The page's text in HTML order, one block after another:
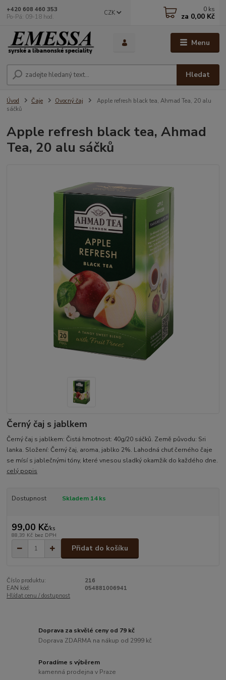
Menu
CZK
Hledat
+420 608 460 353
Po-Pá: 09-18 hod.
0 ks
za 0,00 Kč
Úvod Čaje Ovocný čaj
Apple refresh black tea, Ahmad Tea, 20 alu
sáčků
Apple refresh black tea, Ahmad
Tea, 20 alu sáčků
Černý čaj s jablkem
Černý čaj s jablkem: Čistá hmotnost: 40g/20 sáčků. Země původu: Sri
lanka. Složení: Černý čaj, aroma, jablko 2%. Lahodná chuť černého čaje
se mísí s jablečnými tóny, které vnesou sladký okamžik do každého dne.
celý popis
Dostupnost Skladem 14 ks
99,00 Kč/ks
88,39 Kč bez DPH
Přidat do košíku
Číslo produktu:
216
EAN kód:
054881006941
Hlídat cenu / dostupnost
Doprava za skvělé ceny od 79 kč
Doprava ZDARMA na nákup od 2999 kč
Poradíme s výběrem
kamenná prodejna v Praze